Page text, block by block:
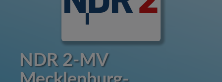
NDR 2-MV